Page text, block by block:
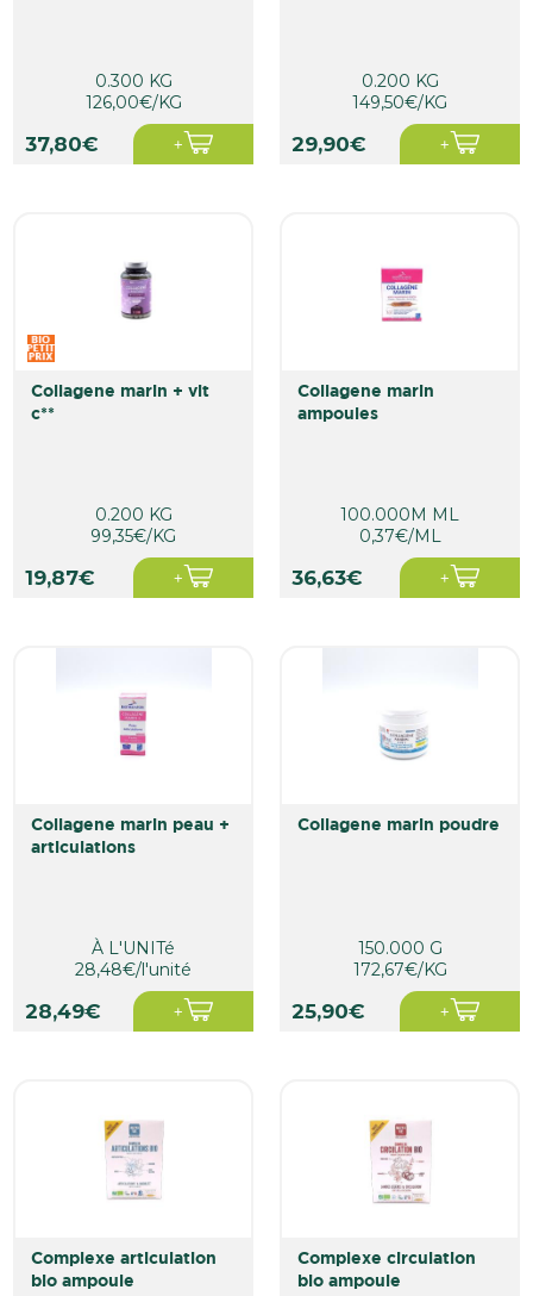
0.300 KG
126,00€/KG
37,80€
0.200 KG
149,50€/KG
29,90€
collagene marin + vit
c**
0.200 KG
99,35€/KG
19,87€
collagene marin
ampoules
100.000M ML
0,37€/ML
36,63€
collagene marin peau +
articulations
À L'UNITé
28,48€/l'unité
28,49€
collagene marin poudre
150.000 G
172,67€/KG
25,90€
complexe articulation
bio ampoule
complexe circulation
bio ampoule